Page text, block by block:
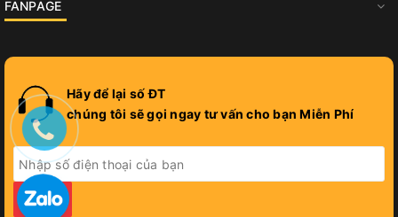
FANPAGE
Hãy để lại số ĐT
chúng tôi sẽ gọi ngay tư vấn cho bạn Miễn Phí
GỬI